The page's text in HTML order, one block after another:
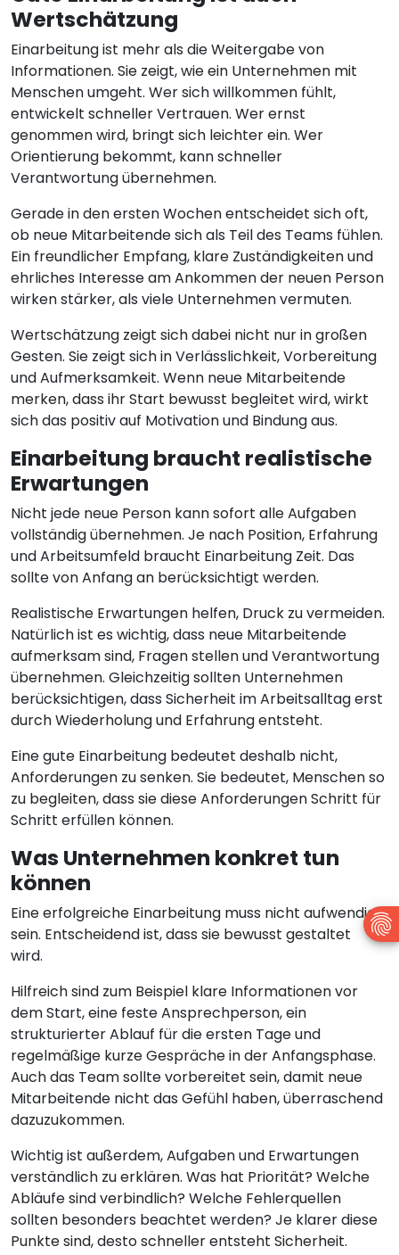
Wertschätzung
Einarbeitung ist mehr als die Weitergabe von
Informationen. Sie zeigt, wie ein Unternehmen mit
Menschen umgeht. Wer sich willkommen fühlt,
entwickelt schneller Vertrauen. Wer ernst
genommen wird, bringt sich leichter ein. Wer
Orientierung bekommt, kann schneller
Verantwortung übernehmen.
Gerade in den ersten Wochen entscheidet sich oft,
ob neue Mitarbeitende sich als Teil des Teams fühlen.
Ein freundlicher Empfang, klare Zuständigkeiten und
ehrliches Interesse am Ankommen der neuen Person
wirken stärker, als viele Unternehmen vermuten.
Wertschätzung zeigt sich dabei nicht nur in großen
Gesten. Sie zeigt sich in Verlässlichkeit, Vorbereitung
und Aufmerksamkeit. Wenn neue Mitarbeitende
merken, dass ihr Start bewusst begleitet wird, wirkt
sich das positiv auf Motivation und Bindung aus.
Einarbeitung braucht realistische
Erwartungen
Nicht jede neue Person kann sofort alle Aufgaben
vollständig übernehmen. Je nach Position, Erfahrung
und Arbeitsumfeld braucht Einarbeitung Zeit. Das
sollte von Anfang an berücksichtigt werden.
Realistische Erwartungen helfen, Druck zu vermeiden.
Natürlich ist es wichtig, dass neue Mitarbeitende
aufmerksam sind, Fragen stellen und Verantwortung
übernehmen. Gleichzeitig sollten Unternehmen
berücksichtigen, dass Sicherheit im Arbeitsalltag erst
durch Wiederholung und Erfahrung entsteht.
Eine gute Einarbeitung bedeutet deshalb nicht,
Anforderungen zu senken. Sie bedeutet, Menschen so
zu begleiten, dass sie diese Anforderungen Schritt für
Schritt erfüllen können.
Was Unternehmen konkret tun
können
Eine erfolgreiche Einarbeitung muss nicht aufwendig
sein. Entscheidend ist, dass sie bewusst gestaltet
wird.
Hilfreich sind zum Beispiel klare Informationen vor
dem Start, eine feste Ansprechperson, ein
strukturierter Ablauf für die ersten Tage und
regelmäßige kurze Gespräche in der Anfangsphase.
Auch das Team sollte vorbereitet sein, damit neue
Mitarbeitende nicht das Gefühl haben, überraschend
dazuzukommen.
Wichtig ist außerdem, Aufgaben und Erwartungen
verständlich zu erklären. Was hat Priorität? Welche
Abläufe sind verbindlich? Welche Fehlerquellen
sollten besonders beachtet werden? Je klarer diese
Punkte sind, desto schneller entsteht Sicherheit.